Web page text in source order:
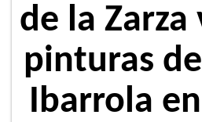
de la Zarza
pinturas
Ibarrola